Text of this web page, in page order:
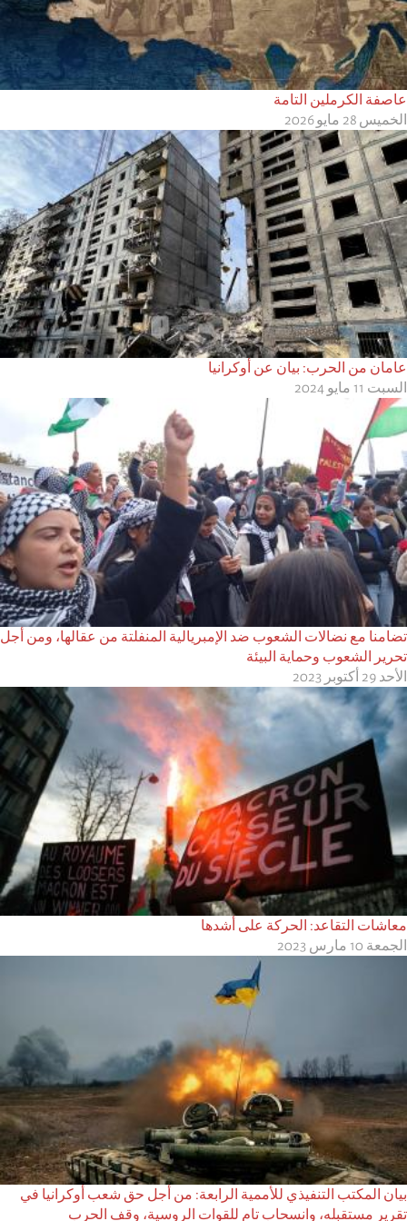
عاصفة الكرملين التامة
الخميس 28 مايو 2026
عامان من الحرب: بيان عن أوكرانيا
السبت 11 مايو 2024
تضامنا مع نضالات الشعوب ضد الإمبريالية المنفلتة من عقالها، ومن أجل
تحرير الشعوب وحماية البيئة
الأحد 29 أكتوبر 2023
معاشات التقاعد: الحركة على أشدها
الجمعة 10 مارس 2023
بيان المكتب التنفيذي للأممية الرابعة: من أجل حق شعب أوكرانيا في
تقرير مستقبله، وانسحاب تام للقوات الروسية، وقف الحرب